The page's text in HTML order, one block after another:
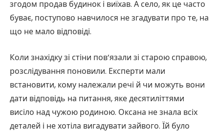
згодом продав будинок і виїхав. А село, як це часто
буває, поступово навчилося не згадувати про те, на
що не мало відповіді.
Коли знахідку зі стіни пов’язали зі старою справою,
розслідування поновили. Експерти мали
встановити, кому належали речі й чи можуть вони
дати відповідь на питання, яке десятиліттями
висіло над чужою родиною. Оксана не знала всіх
деталей і не хотіла вигадувати зайвого. Їй було